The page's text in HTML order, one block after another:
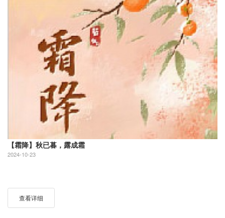
【霜降】秋已暮，露成霜
2024-10-23
查看详细